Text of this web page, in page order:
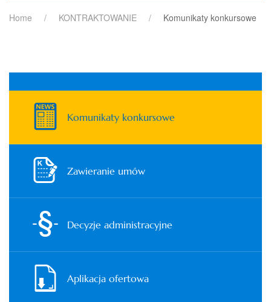
Home KONTRAKTOWANIE Komunikaty konkursowe
Komunikaty konkursowe
Zawieranie umów
Decyzje administracyjne
Aplikacja ofertowa